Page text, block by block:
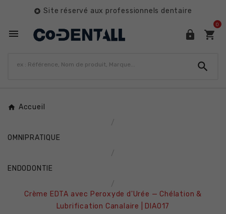
 Site réservé aux professionnels dentaire
  
0

Accueil
OMNIPRATIQUE
ENDODONTIE
Crème EDTA avec Peroxyde d'Urée — Chélation &
Lubrification Canalaire | DIA017